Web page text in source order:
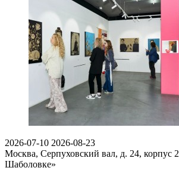
2026-07-10 2026-08-23
Москва, Серпуховский вал, д. 24, корпус 2
Шаболовке»